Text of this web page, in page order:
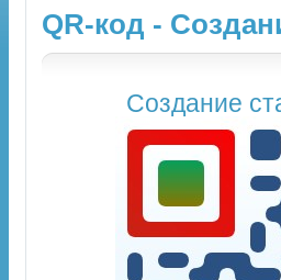
QR-код -
Создание